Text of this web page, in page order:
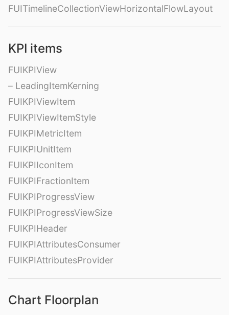
FUITimelineCollectionViewHorizontalFlowLayout
KPI items
FUIKPIView
– LeadingItemKerning
FUIKPIViewItem
FUIKPIViewItemStyle
FUIKPIMetricItem
FUIKPIUnitItem
FUIKPIIconItem
FUIKPIFractionItem
FUIKPIProgressView
FUIKPIProgressViewSize
FUIKPIHeader
FUIKPIAttributesConsumer
FUIKPIAttributesProvider
Chart Floorplan